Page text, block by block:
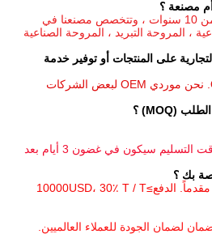
ج: نعم ، نحن مصنعون لأكثر من 10 سنوات ، وتتخصص مصنعنا في
HVLS المروحة السقف الصناعية ، المروحة التبريد ، المروحة الصناعية
س: هل يمكنك وضع علامتي التجارية على المنتجات أو توفير خدمة
ج: نعم.نحن نقدم خدمة OEM. نحن موردي OEM لبعض الشركات
ج: يعتمد على كمية الطلب. وقت التسليم سيكون في غضون 3 أيام بعد
ج: الدفع≤10000USD، 100٪ مقدماً. الدفع≥10000USD، 30٪ T / T